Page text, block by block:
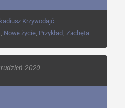
Krzywodajć
Nowe życie Przykład ,Zachęta
2020